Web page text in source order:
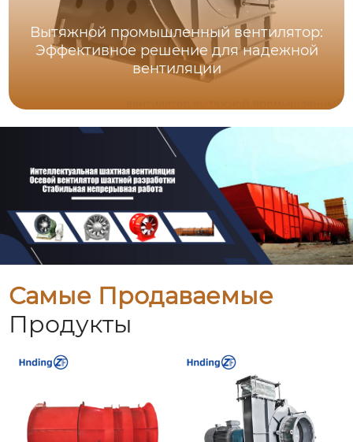
Вытяжной промышленный вентилятор:
Эффективное решение для надежной
вентиляции
Самые Продаваемые
Продукты